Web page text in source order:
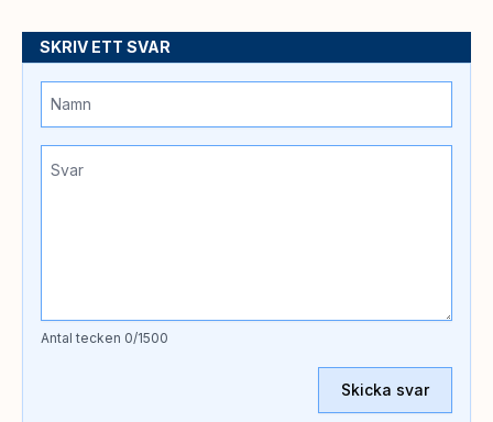
SKRIV ETT SVAR
Antal tecken 0/1500
Skicka svar